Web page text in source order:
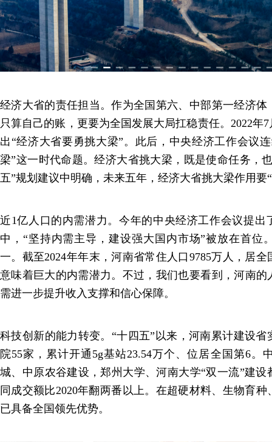
经济大省的责任担当。作为全国第六、中部第一经济
只算自己的账，更要为全国发展大局扛稳责任。2022年
出“经济大省要勇挑大梁”。此后，中央经济工作会议
梁”这一时代命题。经济大省挑大梁，既是使命任务，
五”规划建议中明确，未来五年，经济大省挑大梁作用要
近1亿人口的内需潜力。今年的中央经济工作会议提出
中，“坚持内需主导，建设强大国内市场”被放在首位
一。截至2024年年末，河南省常住人口9785万人，居
意味着巨大的内需潜力。不过，我们也要看到，河南
需进一步提升收入支撑和信心保障。
科技创新的能力转变。“十四五”以来，河南累计建设省
院55家，累计开通5g基站23.54万个、位居全国第6。
城、中原农谷建设，郑州大学、河南大学“双一流”建
同成交额比2020年翻两番以上。在超硬材料、生物育
已具备全国领先优势。